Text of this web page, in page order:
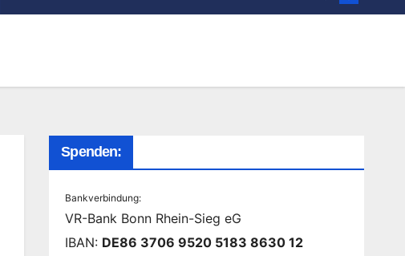
Spenden:
Bankverbindung:
VR-Bank Bonn Rhein-Sieg eG
IBAN: DE86 3706 9520 5183 8630 12